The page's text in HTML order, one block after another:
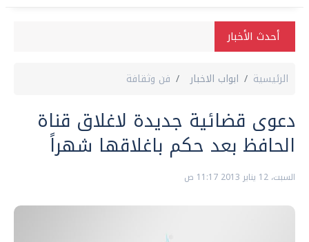
أحدث الأخبار
الرئيسية ابواب الاخبار فن وثقافة
دعوى قضائية جديدة لاغلاق قناة
الحافظ بعد حكم باغلاقها شهراً
السبت، 12 يناير 2013 11:17 ص